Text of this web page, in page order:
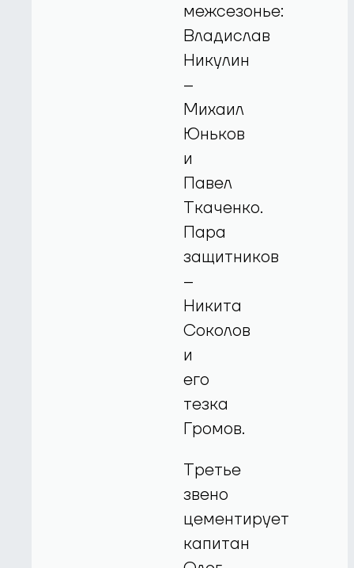
межсезонье:
Владислав
Никулин
–
Михаил
Юньков
и
Павел
Ткаченко.
Пара
защитников
–
Никита
Соколов
и
его
тезка
Громов.
Третье
звено
цементирует
капитан